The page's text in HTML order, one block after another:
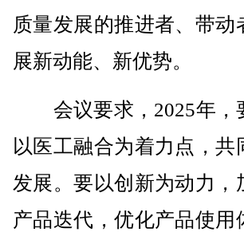
质量发展的推进者、带
展新动能、新优势。
会议要求，2025年，
以医工融合为着力点，
发展。要以创新为动力，
产品迭代，优化产品使